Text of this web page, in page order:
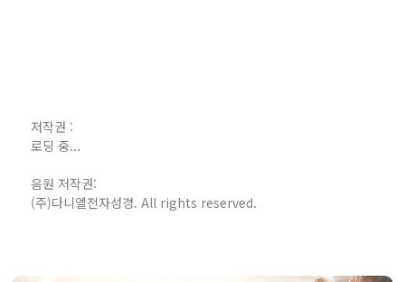
저작권 :
로딩 중...
음원 저작권:
(주)다니엘전자성경. All rights reserved.